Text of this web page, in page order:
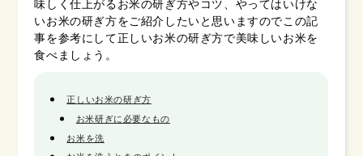
味しく仕上がるお米の研ぎ方やコツ、やってはいけな
いお米の研ぎ方をご紹介したいと思いますのでこの記
事を参考にして正しいお米の研ぎ方で美味しいお米を
食べましょう。
正しいお米の研ぎ方
お米研ぎに必要なもの
お米を洗